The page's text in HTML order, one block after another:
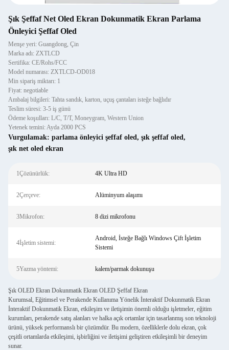
Şık Şeffaf Net Oled Ekran Dokunmatik Ekran Parlama
Önleyici Şeffaf Oled
Menşe yeri: Guangdong, Çin
Marka adı: ZXTLCD
Sertifika: CE/Rohs/FCC
Model numarası: ZXTLCD-OD018
Min sipariş miktarı: 1
Fiyat: negotiable
Ambalaj bilgileri: Tahta sandık, karton, uçuş çantaları isteğe bağlıdır
Teslim süresi: 3-5 iş günü
Ödeme koşulları: L/C, T/T, Moneygram, Western Union
Yetenek temini: Ayda 2000 PCS
Vurgulamak: parlama önleyici şeffaf oled, şık şeffaf oled,
şık net oled ekran
1Çözünürlük: 4K Ultra HD
2Çerçeve: Alüminyum alaşımı
3Mikrofon: 8 dizi mikrofonu
4İşletim sistemi:
Android, İsteğe Bağlı Windows Çift İşletim
Sistemi
5Yazma yöntemi: kalem/parmak dokunuşu
Şık OLED Ekran Dokunmatik Ekran OLED Şeffaf Ekran
Kurumsal, Eğitimsel ve Perakende Kullanıma Yönelik İnteraktif Dokunmatik Ekran
İnteraktif Dokunmatik Ekran, etkileşim ve iletişimin önemli olduğu işletmeler, eğitim
kurumları, perakende satış alanları ve halka açık ortamlar için tasarlanmış son teknoloji
ürünü, yüksek performanslı bir çözümdür. Bu modern, özelliklerle dolu ekran, çok
çeşitli ortamlarda etkileşimi, işbirliğini ve iletişimi geliştiren etkileşimli bir deneyim
sunar.